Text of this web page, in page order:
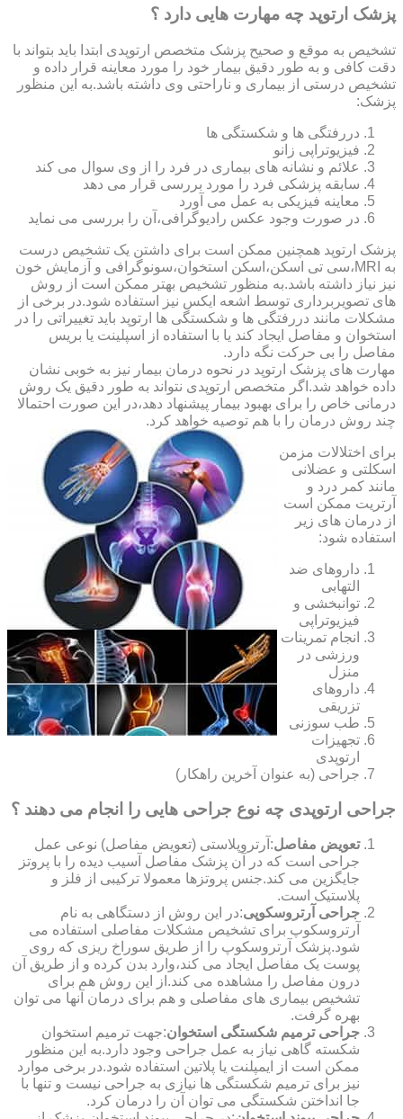
پزشک ارتوپد چه مهارت هایی دارد ؟
تشخیص به موقع و صحیح پزشک متخصص ارتوپدی ابتدا باید بتواند با
دقت کافی و به طور دقیق بیمار خود را مورد معاینه قرار داده و
تشخیص درستی از بیماری و ناراحتی وی داشته باشد.به این منظور
پزشک:
دررفتگی ها و شکستگی ها
فیزیوتراپی زانو
علائم و نشانه های بیماری در فرد را از وی سوال می کند
سابقه پزشکی فرد را مورد بررسی قرار می دهد
معاینه فیزیکی به عمل می آورد
در صورت وجود عکس رادیوگرافی،آن را بررسی می‎ نماید
پزشک ارتوپد همچنین ممکن است برای داشتن یک تشخیص درست
به MRI،سی تی اسکن،اسکن استخوان،سونوگرافی و آزمایش خون
نیز نیاز داشته باشد.به منظور تشخیص بهتر ممکن است از روش
های تصویربرداری توسط اشعه ایکس نیز استفاده شود.در برخی از
مشکلات مانند دررفتگی ها و شکستگی ها ارتوپد باید تغییراتی را در
استخوان و مفاصل ایجاد کند یا با استفاده از اسپلینت یا بریس
مفاصل را بی حرکت نگه دارد.
مهارت های پزشک ارتوپد در نحوه درمان بیمار نیز به خوبی نشان
داده خواهد شد.اگر متخصص ارتوپدی نتواند به طور دقیق یک روش
درمانی خاص را برای بهبود بیمار پیشنهاد دهد،در این صورت احتمالا
چند روش درمان را با هم توصیه خواهد کرد.
برای اختلالات مزمن
اسکلتی و عضلانی
مانند کمر درد و
آرتریت ممکن است
از درمان های زیر
استفاده شود:
داروهای ضد
التهابی
توانبخشی و
فیزیوتراپی
انجام تمرینات
ورزشی در
منزل
داروهای
تزریقی
طب سوزنی
تجهیزات
ارتوپدی
جراحی (به عنوان آخرین راهکار)
جراحی ارتوپدی چه نوع جراحی هایی را انجام می دهند ؟
تعویض مفاصل:آرتروپلاستی (تعویض مفاصل) نوعی عمل
جراحی است که در آن پزشک مفاصل آسیب دیده را با پروتز
جایگزین می کند.جنس پروتزها معمولا ترکیبی از فلز و
پلاستیک است.
جراحی آرتروسکوپی:در این روش از دستگاهی به نام
آرتروسکوپ برای تشخیص مشکلات مفاصلی استفاده می
شود.پزشک آرتروسکوپ را از طریق سوراخ ریزی که روی
پوست یک مفاصل ایجاد می کند،وارد بدن کرده و از طریق آن
درون مفاصل را مشاهده می کند.از این روش هم برای
تشخیص بیماری های مفاصلی و هم برای درمان آنها می توان
بهره گرفت.
جراحی ترمیم شکستگی استخوان:جهت ترمیم استخوان
شکسته گاهی نیاز به عمل جراحی وجود دارد.به این منظور
ممکن است از ایمپلنت یا پلاتین استفاده شود.در برخی موارد
نیز برای ترمیم شکستگی ها نیازی به جراحی نیست و تنها با
جا انداختن شکستگی می توان آن را درمان کرد.